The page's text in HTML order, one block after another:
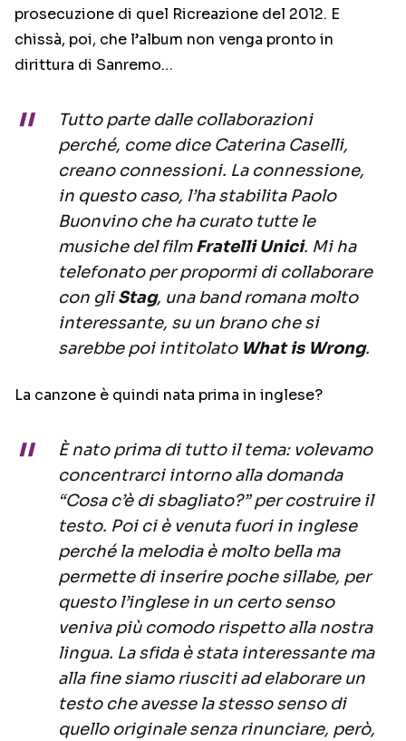
prosecuzione di quel Ricreazione del 2012. E
chissà, poi, che l’album non venga pronto in
dirittura di Sanremo…
Tutto parte dalle collaborazioni
perché, come dice Caterina Caselli,
creano connessioni. La connessione,
in questo caso, l’ha stabilita Paolo
Buonvino che ha curato tutte le
musiche del filmFratelli Unici. Mi ha
telefonato per propormi di collaborare
con gliStag, una band romana molto
interessante, su un brano che si
sarebbe poi intitolato What is Wrong.
La canzone è quindi nata prima in inglese?
È nato prima di tutto il tema: volevamo
concentrarci intorno alla domanda
“Cosa c’è di sbagliato?” per costruire il
testo. Poi ci è venuta fuori in inglese
perché la melodia è molto bella ma
permette di inserire poche sillabe, per
questo l’inglese in un certo senso
veniva più comodo rispetto alla nostra
lingua. La sfida è stata interessante ma
alla fine siamo riusciti ad elaborare un
testo che avesse la stesso senso di
quello originale senza rinunciare, però,